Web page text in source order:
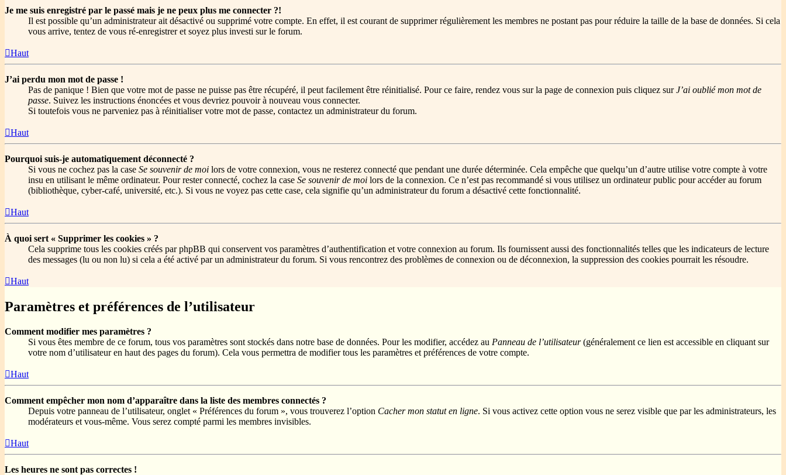
Je me suis enregistré par le passé mais je ne peux plus me connecter ?!
Il est possible qu’un administrateur ait désactivé ou supprimé votre compte. En effet, il est courant de supprimer régulièrement les membres ne postant pas pour réduire la taille de la base de données. Si cela
vous arrive, tentez de vous ré-enregistrer et soyez plus investi sur le forum.
Haut
J’ai perdu mon mot de passe !
Pas de panique ! Bien que votre mot de passe ne puisse pas être récupéré, il peut facilement être réinitialisé. Pour ce faire, rendez vous sur la page de connexion puis cliquez surJ’ai oublié mon mot de
passe. Suivez les instructions énoncées et vous devriez pouvoir à nouveau vous connecter.
Si toutefois vous ne parveniez pas à réinitialiser votre mot de passe, contactez un administrateur du forum.
Haut
Pourquoi suis-je automatiquement déconnecté ?
Si vous ne cochez pas la case Se souvenir de moi lors de votre connexion, vous ne resterez connecté que pendant une durée déterminée. Cela empêche que quelqu’un d’autre utilise votre compte à votre
insu en utilisant le même ordinateur. Pour rester connecté, cochez la case Se souvenir de moi lors de la connexion. Ce n’est pas recommandé si vous utilisez un ordinateur public pour accéder au forum
(bibliothèque, cyber-café, université, etc.). Si vous ne voyez pas cette case, cela signifie qu’un administrateur du forum a désactivé cette fonctionnalité.
Haut
À quoi sert « Supprimer les cookies » ?
Cela supprime tous les cookies créés par phpBB qui conservent vos paramètres d’authentification et votre connexion au forum. Ils fournissent aussi des fonctionnalités telles que les indicateurs de lecture
des messages (lu ou non lu) si cela a été activé par un administrateur du forum. Si vous rencontrez des problèmes de connexion ou de déconnexion, la suppression des cookies pourrait les résoudre.
Haut
Paramètres et préférences de l’utilisateur
Comment modifier mes paramètres ?
Si vous êtes membre de ce forum, tous vos paramètres sont stockés dans notre base de données. Pour les modifier, accédez au Panneau de l’utilisateur(généralement ce lien est accessible en cliquant sur
votre nom d’utilisateur en haut des pages du forum). Cela vous permettra de modifier tous les paramètres et préférences de votre compte.
Haut
Comment empêcher mon nom d’apparaître dans la liste des membres connectés ?
Depuis votre panneau de l’utilisateur, onglet « Préférences du forum », vous trouverez l’option Cacher mon statut en ligne. Si vous activez cette option vous ne serez visible que par les administrateurs, les
modérateurs et vous-même. Vous serez compté parmi les membres invisibles.
Haut
Les heures ne sont pas correctes !